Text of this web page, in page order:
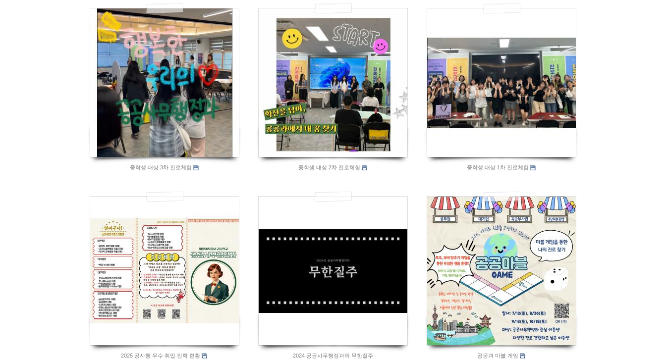
685
중학생 대상 3차 진로체험
833
중학생 대상 2차 진로체험
913
중학생 대상 1차 진로체험
1005
2025 공사행 우수 취업 진학 현황 2024 공공사무행정과의 무한질주 공공과 마블 게임